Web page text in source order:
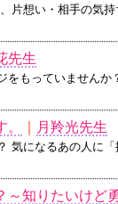
片想い・相手の気
先生
をもっていません
月羚光先生
気になるあの人に「
～知りたいけど